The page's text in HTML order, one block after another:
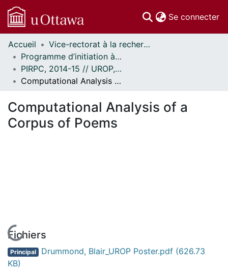
Se connecter
Communautés
et collections
Parcourir
Statistiques
À propos
Accueil
Vice-rectorat à la recherche // Office of the V-P, Research
Programme d’initiation à la recherche au premier cycle (PIRPC) // Undergraduate Research Opportunity Program (UROP)
PIRPC, 2014-15 // UROP, 2014-15
Computational Analysis of a Corpus of Poems
Computational Analysis of a
Corpus of Poems
En cours de chargement...
Fichiers
Principal Drummond, Blair_UROP Poster.pdf (626.73
KB)